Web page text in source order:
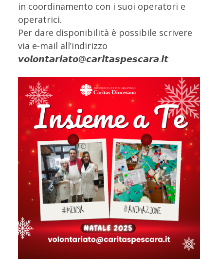
in coordinamento con i suoi operatori e
operatrici.
Per dare disponibilità è possibile scrivere
via e-mail all’indirizzo
𝙫𝙤𝙡𝙤𝙣𝙩𝙖𝙧𝙞𝙖𝙩𝙤@𝙘𝙖𝙧𝙞𝙩𝙖𝙨𝙥𝙚𝙨𝙘𝙖𝙧𝙖.𝙞𝙩